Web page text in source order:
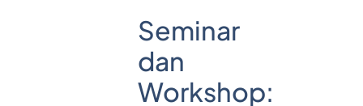
Seminar
dan
Workshop: